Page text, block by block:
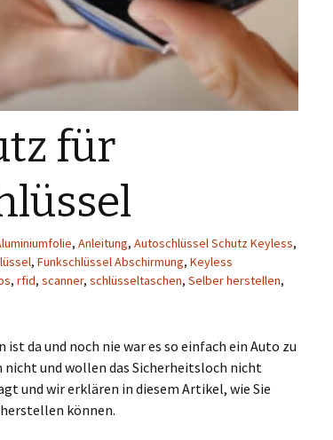
für
, Anleitung, Autoschlüssel Schutz Keyless,
, Funkschlüssel Abschirmung, Keyless
, rfid, scanner, schlüsseltaschen, Selber herstellen,
da und noch nie war es so einfach ein Auto zu
und wollen das Sicherheitsloch nicht
und wir erklären in diesem Artikel, wie Sie
können.